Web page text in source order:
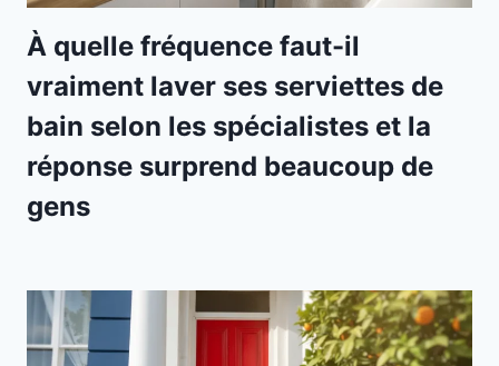
À quelle fréquence faut-il
vraiment laver ses serviettes de
bain selon les spécialistes et la
réponse surprend beaucoup de
gens